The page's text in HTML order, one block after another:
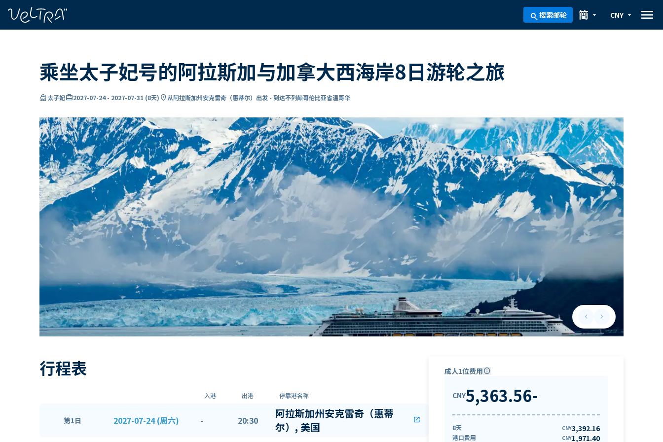
search搜索邮轮 arrow_drop_down
簡 arrow_drop_down
CNY menu
乘坐太子妃号的阿拉斯加与加拿大西海岸8日游轮之旅
directions_boat太子妃card_travel2027-07-24- 2027-07-31 (8天) location_on从阿拉斯加州安克雷奇（惠蒂尔）出发 - 到达不列颠哥伦比亚省温哥华
keyboard_arrow_leftPrevious slide
keyboard_arrow_rightNext slide
行程表
入港 出港 停靠港名称
第1日 2027-07-24 (周六) - 20:30
阿拉斯加州安克雷奇（惠蒂
尔）, 美国
open_in_new
成人1位费用info
CNY5,363.56-
8天 CNY3,392.16
港口费用 CNY1,971.40